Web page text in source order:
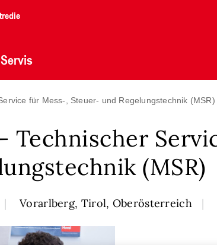
Servis
für Mess-, Steuer- und Regelungstechnik (MSR)
(MSR)
Vorarlberg, Tirol, Oberösterreich